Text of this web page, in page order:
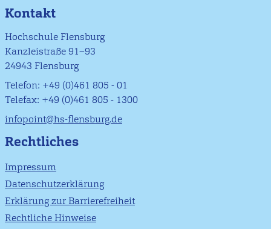
Kontakt
Hochschule Flensburg
Kanzleistraße 91–93
24943 Flensburg
Telefon: +49 (0)461 805 - 01
Telefax: +49 (0)461 805 - 1300
infopoint@hs-flensburg.de
Rechtliches
Impressum
Datenschutzerklärung
Erklärung zur Barrierefreiheit
Rechtliche Hinweise